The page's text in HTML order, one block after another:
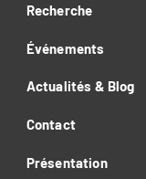
Recherche
Événements
Actualités & Blog
Contact
Présentation